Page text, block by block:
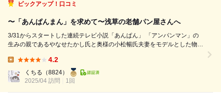
ピックアップ！口コミ
〜「あんぱんまん」を求めて〜浅草の老舗パン屋さんへ
3/31からスタートした連続テレビ小説「あんぱん」 「アンパンマン」の
生みの親であるやなせたかし氏と奥様の小松暢氏夫妻をモデルとした物
ので、この日はアンパンマンを求めて千束の老舗パン屋さんへ。 創業は
およそ80年前の...
4.2
くちる （8824）
2025/04 訪問
1回